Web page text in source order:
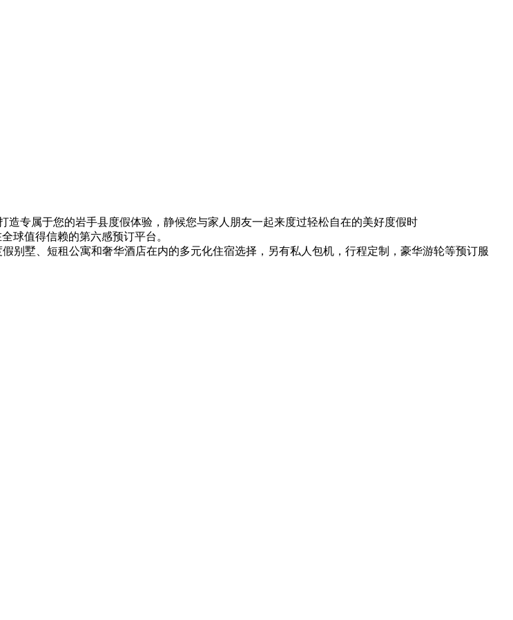
造专属于您的岩手县度假体验，静候您与家人朋友一起来度过轻松自在的美好度假时
球值得信赖的第六感预订平台。
别墅、短租公寓和奢华酒店在内的多元化住宿选择，另有私人包机，行程定制，豪华游轮等预订服